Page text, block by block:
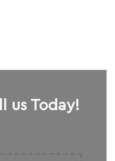
us Today!